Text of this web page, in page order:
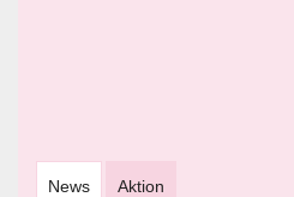
News Aktion